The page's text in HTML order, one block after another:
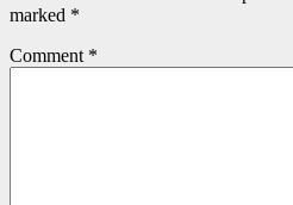
marked *
Comment *